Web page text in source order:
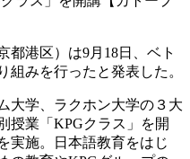
都港区）は9月18日、ベト
組みを行ったと発表した。
大学、ラクホン大学の３大
授業「KPGクラス」を開
実施。日本語教育をはじ